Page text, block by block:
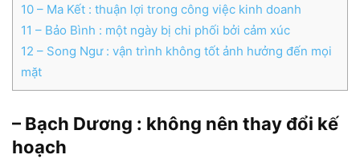
10 – Ma Kết : thuận lợi trong công việc kinh doanh
11 – Bảo Bình : một ngày bị chi phối bởi cảm xúc
12 – Song Ngư : vận trình không tốt ảnh hưởng đến mọi
mặt
– Bạch Dương : không nên thay đổi kế
hoạch